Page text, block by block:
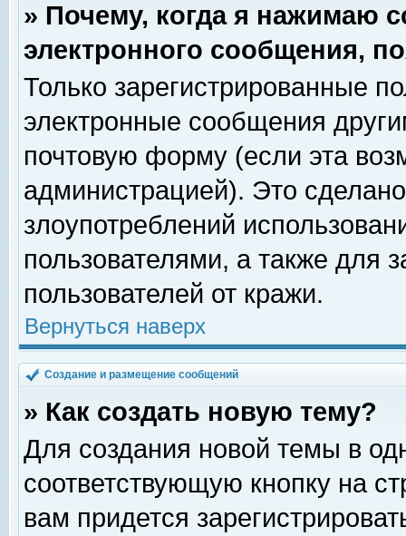
» Почему, когда я нажимаю
электронного сообщения,
Только зарегистрированные
электронные сообщения
почтовую форму (если эта
администрацией). Это
злоупотреблений
пользователями, а также для
пользователей от кражи.
Вернуться наверх
Создание и размещение сообщений
» Как создать новую тему?
Для создания новой темы в
соответствующую кнопку на
вам придется